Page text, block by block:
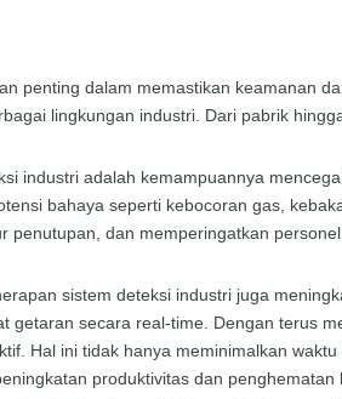
penting dalam memastikan keamanan
lingkungan industri. Dari pabrik
industri adalah kemampuannya
bahaya seperti kebocoran gas,
penutupan, dan memperingatkan
sistem deteksi industri juga
getaran secara real-time. Dengan terus
Hal ini tidak hanya meminimalkan
produktivitas dan penghematan